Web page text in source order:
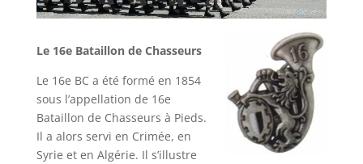
Le 16e Bataillon de Chasseurs
Le 16e BC a été formé en 1854
sous l’appellation de 16e
Bataillon de Chasseurs à Pieds.
Il a alors servi en Crimée, en
Syrie et en Algérie. Il s’illustre